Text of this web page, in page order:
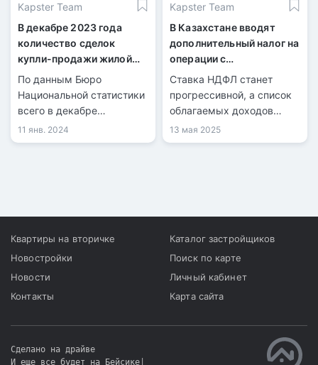
Kapster Team
В декабре 2023 года
количество сделок
купли-продажи жилой
недвижимости
увеличилось на 19,2%
По данным Бюро
Национальной статистики
всего в декабре
зарегистрировано 37 818
сделок купли-продажи
11 янв. 2024
Kapster Team
В Казахстане вводят
дополнительный налог на
операции с
недвижимостью
Ставка НДФЛ станет
прогрессивной, а список
облагаемых доходов
расширится.
13 мая 2025
Квартиры на вторичке
Новостройки
Новости
Контакты
Каталог застройщиков
Поиск по карте
Личный кабинет
Карта сайта
Сделано на драйве
И еще все будет на Бейсике